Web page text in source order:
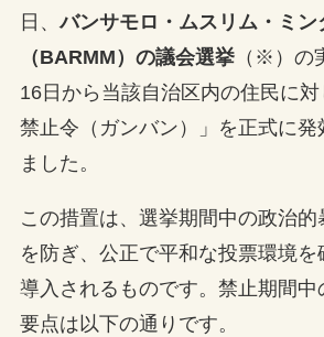
日、バンサモロ・ムスリム・ミ
（BARMM）の議会選挙（※）の
16日から当該自治区内の住民に
禁止令（ガンバン）」を正式に発
ました。
この措置は、選挙期間中の政治
を防ぎ、公正で平和な投票環境
導入されるものです。禁止期間
要点は以下の通りです。